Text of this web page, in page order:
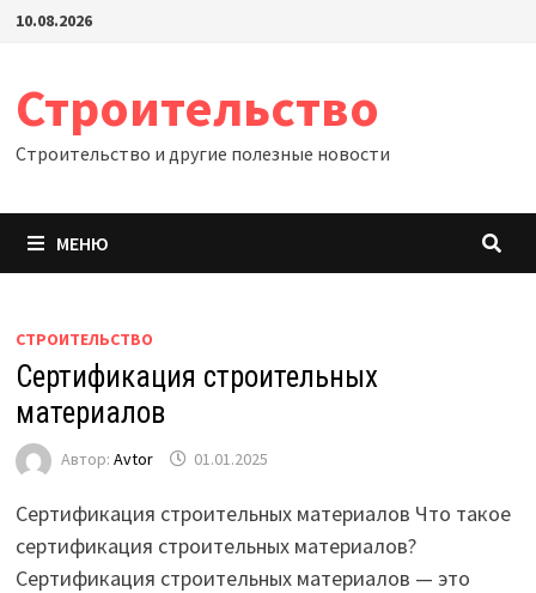
Перейти
10.08.2026
Строительство
Строительство и другие полезные новости
МЕНЮ
СТРОИТЕЛЬСТВО
Сертификация строительных
материалов
Автор: Avtor 01.01.2025
Сертификация строительных материалов Что такое
сертификация строительных материалов?
Сертификация строительных материалов — это